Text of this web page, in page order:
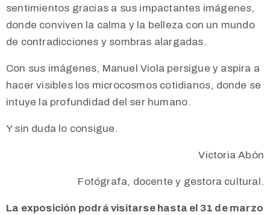
sentimientos gracias a sus impactantes imágenes,
donde conviven la calma y la belleza con un mundo
de contradicciones y sombras alargadas.
Con sus imágenes, Manuel Viola persigue y aspira a
hacer visibles los microcosmos cotidianos, donde se
intuye la profundidad del ser humano.
Y sin duda lo consigue.
Victoria Abón
Fotógrafa, docente y gestora cultural.
La exposición podrá visitarse hasta el 31 de marzo